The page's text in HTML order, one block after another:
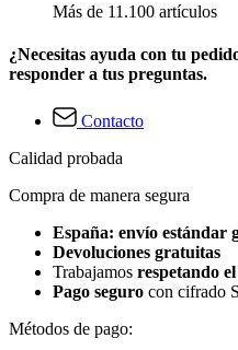
Más de 11.100 artículos
¿Necesitas ayuda con tu
responder a tus preguntas.
Contacto
Calidad probada
Compra de manera segura
España: envío estándar
Devoluciones gratuitas
Trabajamos respetando
Pago seguro con cifrado
Métodos de pago: